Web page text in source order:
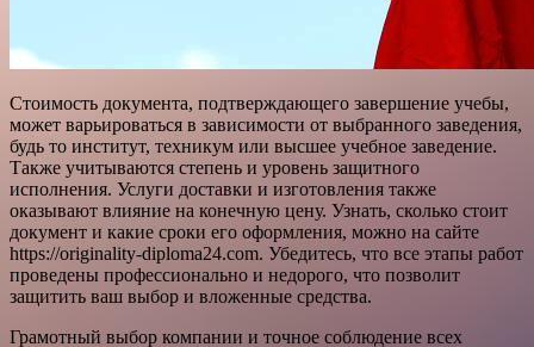
Стоимость документа, подтверждающего завершение учебы,
может варьироваться в зависимости от выбранного заведения,
будь то институт, техникум или высшее учебное заведение.
Также учитываются степень и уровень защитного
исполнения. Услуги доставки и изготовления также
оказывают влияние на конечную цену. Узнать, сколько стоит
документ и какие сроки его оформления, можно на сайте
https://originality-diploma24.com. Убедитесь, что все этапы работ
проведены профессионально и недорого, что позволит
защитить ваш выбор и вложенные средства.
Грамотный выбор компании и точное соблюдение всех